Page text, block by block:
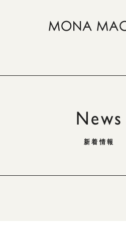
News
新着情報